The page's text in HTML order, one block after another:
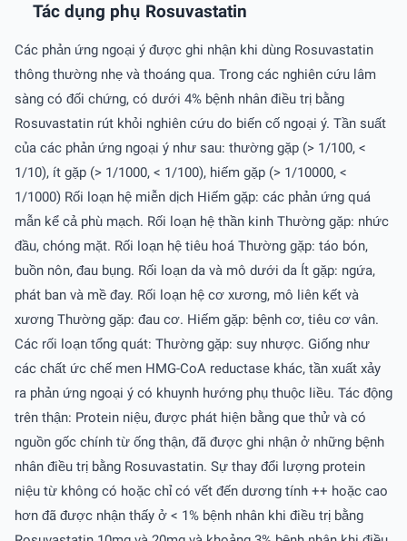
Tác dụng phụ Rosuvastatin
Các phản ứng ngoại ý được ghi nhận khi dùng Rosuvastatin
thông thường nhẹ và thoáng qua. Trong các nghiên cứu lâm
sàng có đối chứng, có dưới 4% bệnh nhân điều trị bằng
Rosuvastatin rút khỏi nghiên cứu do biến cố ngoại ý. Tần suất
của các phản ứng ngoại ý như sau: thường gặp (> 1/100, <
1/10), ít gặp (> 1/1000, < 1/100), hiếm gặp (> 1/10000, <
1/1000) Rối loạn hệ miễn dịch Hiếm gặp: các phản ứng quá
mẫn kể cả phù mạch. Rối loạn hệ thần kinh Thường gặp: nhức
đầu, chóng mặt. Rối loạn hệ tiêu hoá Thường gặp: táo bón,
buồn nôn, đau bụng. Rối loạn da và mô dưới da Ít gặp: ngứa,
phát ban và mề đay. Rối loạn hệ cơ xương, mô liên kết và
xương Thường gặp: đau cơ. Hiếm gặp: bệnh cơ, tiêu cơ vân.
Các rối loạn tổng quát: Thường gặp: suy nhược. Giống như
các chất ức chế men HMG-CoA reductase khác, tần xuất xảy
ra phản ứng ngoại ý có khuynh hướng phụ thuộc liều. Tác động
trên thận: Protein niệu, được phát hiện bằng que thử và có
nguồn gốc chính từ ống thận, đã được ghi nhận ở những bệnh
nhân điều trị bằng Rosuvastatin. Sự thay đổi lượng protein
niệu từ không có hoặc chỉ có vết đến dương tính ++ hoặc cao
hơn đã được nhận thấy ở < 1% bệnh nhân khi điều trị bằng